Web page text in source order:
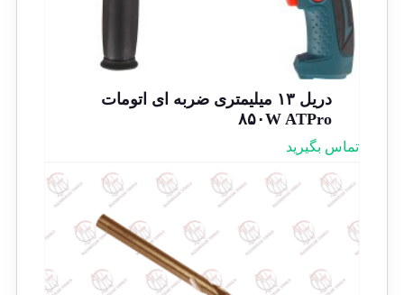
دریل ۱۳ میلیمتری ضربه ای اتومات
۸۵۰W ATPro
تماس بگیرید